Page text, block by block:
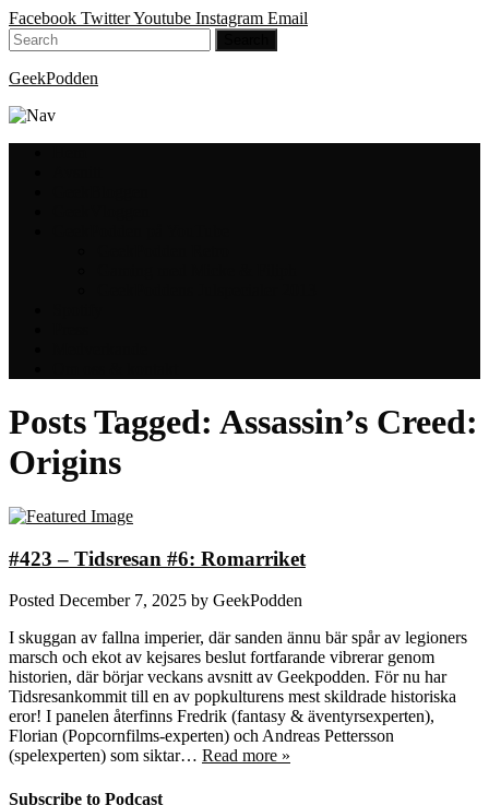
Facebook TwitterYoutube Instagram Email
GeekPodden
Posts Tagged: Assassin’s Creed:
Origins
#423 – Tidsresan #6: Romarriket
Posted December 7, 2025 by GeekPodden
I skuggan av fallna imperier, där sanden ännu bär spår av legioners
marsch och ekot av kejsares beslut fortfarande vibrerar genom
historien, där börjar veckans avsnitt av Geekpodden. För nu har
Tidsresankommit till en av popkulturens mest skildrade historiska
eror! I panelen återfinns Fredrik (fantasy & äventyrsexperten),
Florian (Popcornfilms-experten) och Andreas Pettersson
(spelexperten) som siktar… Read more »
Subscribe to Podcast